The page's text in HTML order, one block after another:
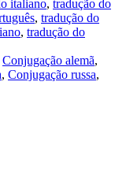
italiano, tradução do
, tradução do
, tradução do
Conjugação alemã,
, Conjugação russa,